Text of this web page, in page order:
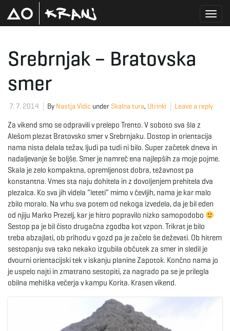
g
l
Srebrnjak – Bratovska
smer
7. 7. 2014 By Nastja Vidic under Skalna tura, Utrinki Leave a reply
Za vikend smo se odpravili v prelepo Trento. V soboto sva šla z
Alešom plezat Bratovsko smer v Srebrnjaku. Dostop in orientacija
nama nista delala težav, ljudi pa tudi ni bilo. Super začetek dneva in
nadaljevanje še boljše. Smer je namreč ena najlepših za moje pojme.
Skala je zelo kompaktna, opremljenost dobra, težavnost pa
konstantna. Vmes sta naju dohitela in z dovoljenjem prehitela dva
plezalca. Ko sva jih videla “leteti” mimo v čevljih, nama je kar malo
zbilo moralo. Na vrhu sva potem od nekoga izvedela, da je bil eden
od njiju Marko Prezelj, kar je hitro popravilo nizko samopodobo
Sestop pa je bil čisto drugačna zgodba kot vzpon. Trikrat je bilo
treba abzajlati, ob prihodu v gozd pa je začelo še deževati. Ob hitrem
sestopanju sva tako nekako izgubila občutek za smer in sledil je
dvourni orientacijski tek v iskanju planine Zapotok. Končno nama jo
je uspelo najti in zmatrano sestopiti, za nagrado pa se je prilegla
obilna mehiška večerja v kampu Korita. Krasen vikend.